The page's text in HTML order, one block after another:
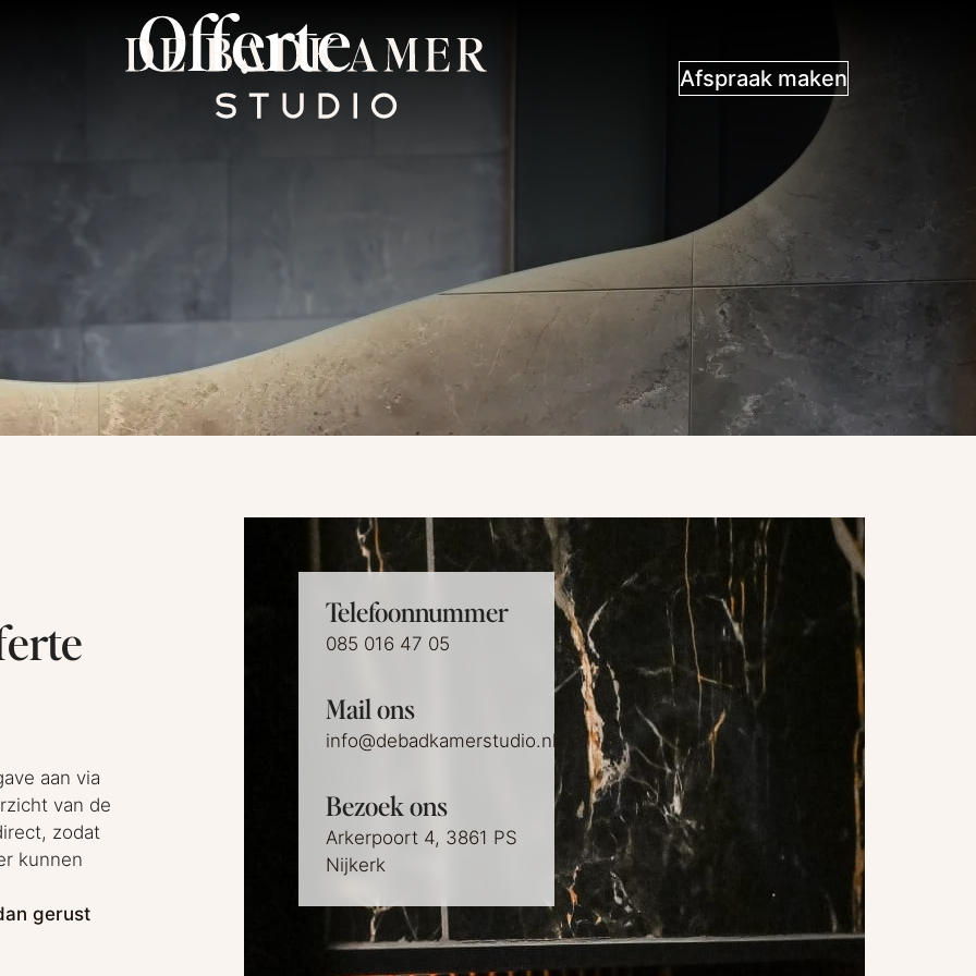
Afspraak maken
Offerte
aan via
van de
zodat
kunnen
gerust
Telefoonnummer
085 016 47 05
Mail ons
info@debadkamerstudio.nl
Bezoek ons
Arkerpoort 4, 3861 PS
Nijkerk